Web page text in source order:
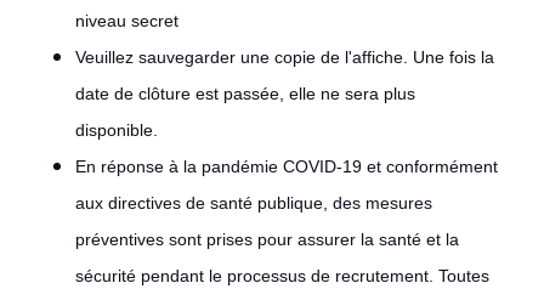
niveau secret
Veuillez sauvegarder une copie de l'affiche. Une fois la
date de clôture est passée, elle ne sera plus
disponible.
En réponse à la pandémie COVID-19 et conformément
aux directives de santé publique, des mesures
préventives sont prises pour assurer la santé et la
sécurité pendant le processus de recrutement. Toutes